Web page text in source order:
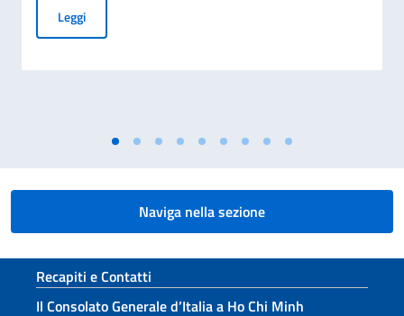
LeggiCessazione della validità della carta d’identità cartacea
Naviga nella sezione
Sezione footer
Recapiti e Contatti
Il Consolato Generale d’Italia a Ho Chi Minh